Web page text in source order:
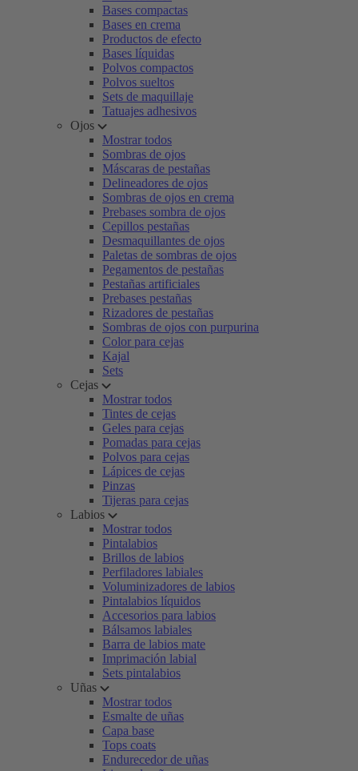
Bases compactas
Bases en crema
Productos de efecto
Bases líquidas
Polvos compactos
Polvos sueltos
Sets de maquillaje
Tatuajes adhesivos
Ojos
Mostrar todos
Sombras de ojos
Máscaras de pestañas
Delineadores de ojos
Sombras de ojos en crema
Prebases sombra de ojos
Cepillos pestañas
Desmaquillantes de ojos
Paletas de sombras de ojos
Pegamentos de pestañas
Pestañas artificiales
Prebases pestañas
Rizadores de pestañas
Sombras de ojos con purpurina
Color para cejas
Kajal
Sets
Cejas
Mostrar todos
Tintes de cejas
Geles para cejas
Pomadas para cejas
Polvos para cejas
Lápices de cejas
Pinzas
Tijeras para cejas
Labios
Mostrar todos
Pintalabios
Brillos de labios
Perfiladores labiales
Voluminizadores de labios
Pintalabios líquidos
Accesorios para labios
Bálsamos labiales
Barra de labios mate
Imprimación labial
Sets pintalabios
Uñas
Mostrar todos
Esmalte de uñas
Capa base
Tops coats
Endurecedor de uñas